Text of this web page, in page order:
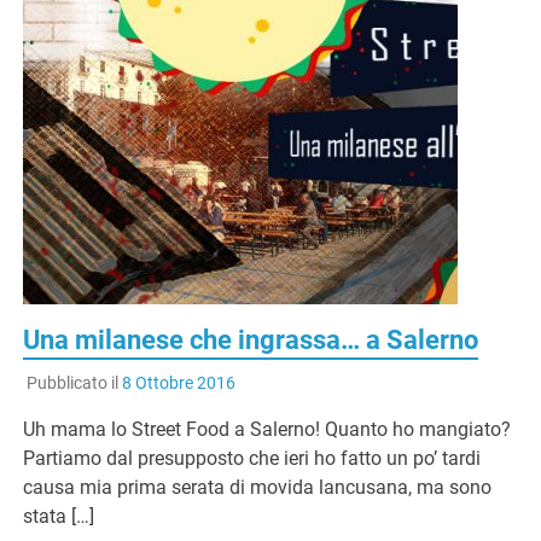
Una milanese che ingrassa… a Salerno
Pubblicato il 8 Ottobre 2016
Uh mama lo Street Food a Salerno! Quanto ho mangiato?
Partiamo dal presupposto che ieri ho fatto un po’ tardi
causa mia prima serata di movida lancusana, ma sono
stata […]